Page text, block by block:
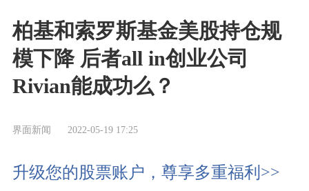
柏基和索罗斯基金美股持仓规
模下降 后者all in创业公司
Rivian能成功么？
界面新闻 2022-05-19 17:25
升级您的股票账户，尊享多重福利>>